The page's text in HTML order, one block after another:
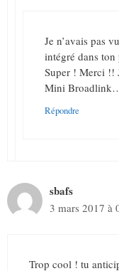
Je n’avais pas
intégré dans
Super ! Merci !!
Mini
Répondre
sbafs
3 mars 2017 à
Trop cool ! tu